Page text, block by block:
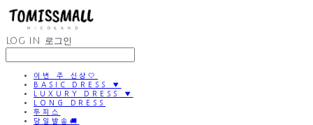
LOG IN 로그인
이번 주 신상🤍
BASIC DRESS ▼
LUXURY DRESS ▼
LONG DRESS
투피스
당일발송🚚